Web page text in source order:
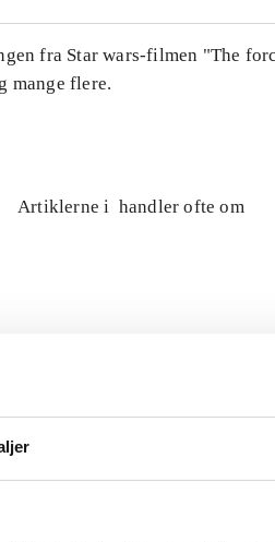
fra Star wars-filmen "The
mange flere.
Artiklerne i handler ofte om